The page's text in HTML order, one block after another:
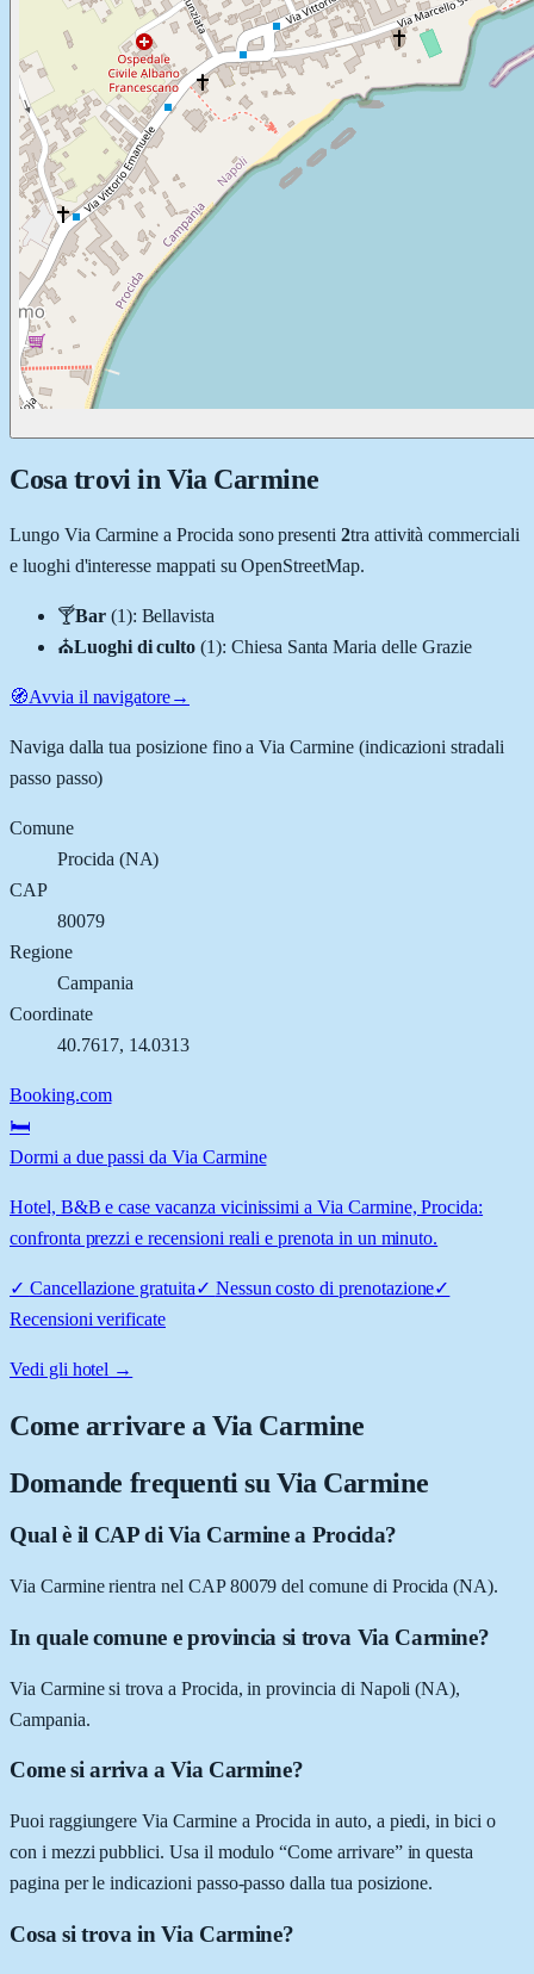
Cosa trovi in Via Carmine
Lungo Via Carmine aProcida sono presenti 2tra attività commerciali
e luoghi d'interesse mappati su OpenStreetMap.
🍸Bar (1): Bellavista
⛪Luoghi di culto (1): Chiesa Santa Maria delle Grazie
🧭Avvia il navigatore→
Naviga dalla tua posizione fino aVia Carmine(indicazioni stradali
passo passo)
Comune
Procida (NA)
CAP
80079
Regione
Campania
Coordinate
40.7617, 14.0313
Booking.com
🛏️
Dormi a due passi da Via Carmine
Hotel, B&B e case vacanza vicinissimi a Via Carmine, Procida:
confronta prezzi e recensioni reali e prenota in un minuto.
✓ Cancellazione gratuita✓ Nessun costo di prenotazione✓
Recensioni verificate
Vedi gli hotel →
Come arrivare aVia Carmine
Domande frequenti su Via Carmine
Qual è il CAP di Via Carmine a Procida?
Via Carmine rientra nel CAP 80079 del comune di Procida (NA).
In quale comune e provincia si trova Via Carmine?
Via Carmine si trova a Procida, in provincia di Napoli (NA),
Campania.
Come si arriva a Via Carmine?
Puoi raggiungere Via Carmine a Procida in auto, a piedi, in bici o
con i mezzi pubblici. Usa il modulo “Come arrivare” in questa
pagina per le indicazioni passo-passo dalla tua posizione.
Cosa si trova in Via Carmine?